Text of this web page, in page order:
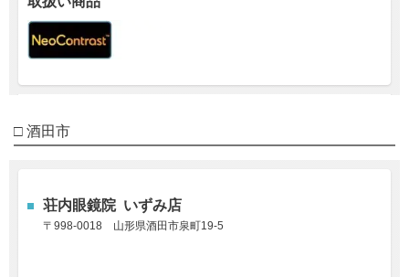
□ 酒田市
荘内眼鏡院 いずみ店
〒998-0018 山形県酒田市泉町19-5